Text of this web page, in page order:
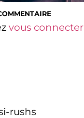
vous connecter
rushs